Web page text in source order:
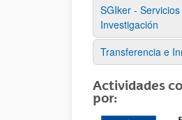
SGIker -
Investigación
Transferencia e
Actividades
por: